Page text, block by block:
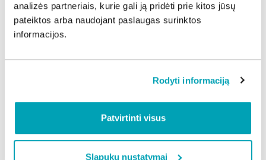
analizės partneriais, kurie gali ją pridėti prie kitos jūsų
pateiktos arba naudojant paslaugas surinktos
informacijos.
Rodyti informaciją
Patvirtinti visus
Slapukų nustatymai
reikalavimai dėl vienkartinių plastikinių pakuočių
naudojimo, tad tinkamas nuo 2025 m. gegužės 1 d.
įsigaliosiančio teisinio reglamentavimo
numatytiems reikalavimams dėl daugkartinių